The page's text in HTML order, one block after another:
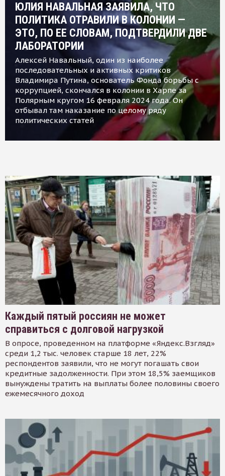
ЮЛИЯ НАВАЛЬНАЯ ЗАЯВИЛА, ЧТО
ПОЛИТИКА ОТРАВИЛИ В КОЛОНИИ —
ЭТО, ПО ЕЕ СЛОВАМ, ПОДТВЕРДИЛИ ДВЕ
ЛАБОРАТОРИИ
Алексей Навальный, один из наиболее
последовательных и активных критиков
Владимира Путина, основатель Фонда борьбы с
коррупцией, скончался в колонии в Харпе за
Полярным кругом 16 февраля 2024 года. Он
отбывал там наказание по целому ряду
политических статей
Каждый пятый россиян не может
справиться с долговой нагрузкой
В опросе, проведенном на платформе «Яндекс.Взгляд»
среди 1,2 тыс. человек старше 18 лет, 22%
респондентов заявили, что не могут погашать свои
кредитные задолженности. При этом 18,5% заемщиков
вынуждены тратить на выплаты более половины своего
ежемесячного доход